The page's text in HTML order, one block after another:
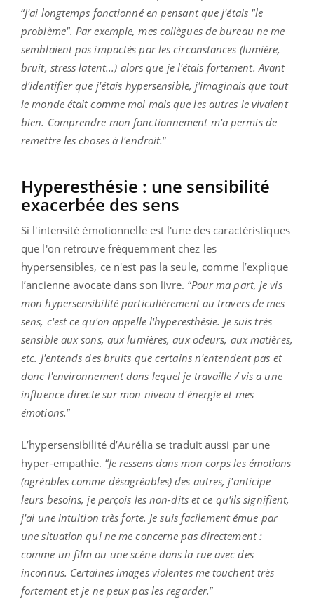
“J'ai longtemps fonctionné en pensant que j'étais "le
problème". Par exemple, mes collègues de bureau ne me
semblaient pas impactés par les circonstances (lumière,
bruit, stress latent...) alors que je l'étais fortement. Avant
d'identifier que j'étais hypersensible, j'imaginais que tout
le monde était comme moi mais que les autres le vivaient
bien. Comprendre mon fonctionnement m'a permis de
remettre les choses à l'endroit.”
Hyperesthésie : une sensibilité
exacerbée des sens
Si l'intensité émotionnelle est l'une des caractéristiques
que l'on retrouve fréquemment chez les
hypersensibles, ce n'est pas la seule, comme l’explique
l’ancienne avocate dans son livre. “Pour ma part, je vis
mon hypersensibilité particulièrement au travers de mes
sens, c'est ce qu'on appelle l'hyperesthésie. Je suis très
sensible aux sons, aux lumières, aux odeurs, aux matières,
etc. J'entends des bruits que certains n'entendent pas et
donc l'environnement dans lequel je travaille / vis a une
influence directe sur mon niveau d'énergie et mes
émotions.”
L’hypersensibilité d’Aurélia se traduit aussi par une
hyper-empathie. “Je ressens dans mon corps les émotions
(agréables comme désagréables) des autres, j'anticipe
leurs besoins, je perçois les non-dits et ce qu'ils signifient,
j'ai une intuition très forte. Je suis facilement émue par
une situation qui ne me concerne pas directement :
comme un film ou une scène dans la rue avec des
inconnus. Certaines images violentes me touchent très
fortement et je ne peux pas les regarder.”